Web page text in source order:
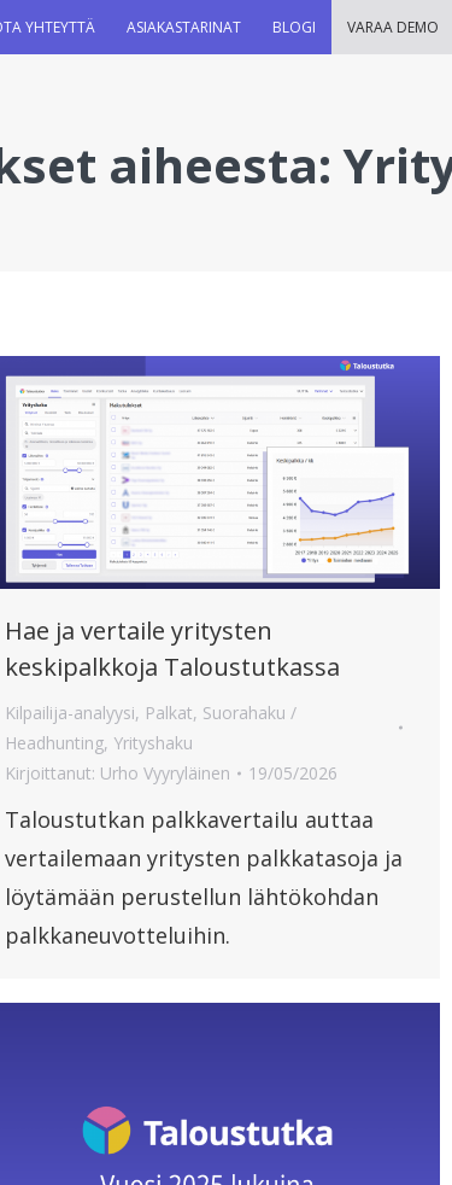
YHTEYTTÄ ASIAKASTARINAT BLOGI VARAA DEMO
aiheesta:
Hae ja vertaile yritysten
keskipalkkoja Taloustutkassa
Kilpailija-analyysi, Palkat, Suorahaku /
Headhunting, Yrityshaku
Kirjoittanut: Urho Vyyryläinen 19/05/2026
Taloustutkan palkkavertailu auttaa
vertailemaan yritysten palkkatasoja ja
löytämään perustellun lähtökohdan
palkkaneuvotteluihin.